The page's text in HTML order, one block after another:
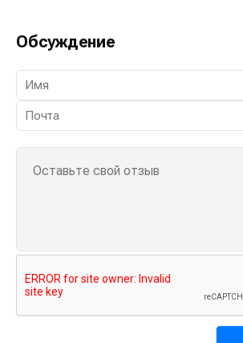
Обсуждение